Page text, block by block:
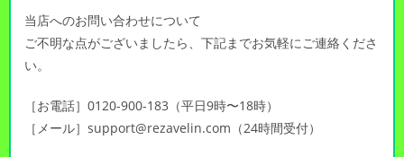
当店へのお問い合わせについて
ご不明な点がございましたら、下記までお気軽にご連絡くださ
い。
［お電話］0120-900-183（平日9時〜18時）
［メール］support@rezavelin.com（24時間受付）